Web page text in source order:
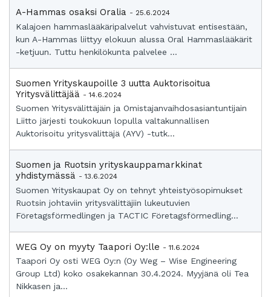
A-Hammas osaksi Oralia - 25.6.2024
Kalajoen hammaslääkäripalvelut vahvistuvat entisestään,
kun A-Hammas liittyy elokuun alussa Oral Hammaslääkärit
-ketjuun. Tuttu henkilökunta palvelee ...
Suomen Yrityskaupoille 3 uutta Auktorisoitua
Yritysvälittäjää - 14.6.2024
Suomen Yritysvälittäjäin ja Omistajanvaihdosasiantuntijain
Liitto järjesti toukokuun lopulla valtakunnallisen
Auktorisoitu yritysvälittäjä (AYV) -tutk...
Suomen ja Ruotsin yrityskauppamarkkinat
yhdistymässä - 13.6.2024
Suomen Yrityskaupat Oy on tehnyt yhteistyösopimukset
Ruotsin johtaviin yritysvälittäjiin lukeutuvien
Företagsförmedlingen ja TACTIC Företagsförmedling...
WEG Oy on myyty Taapori Oy:lle - 11.6.2024
Taapori Oy osti WEG Oy:n (Oy Weg – Wise Engineering
Group Ltd) koko osakekannan 30.4.2024. Myyjänä oli Tea
Nikkasen ja...